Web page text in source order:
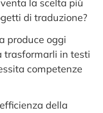
la scelta più
di traduzione?
produce oggi
trasformarli in testi
competenze
della